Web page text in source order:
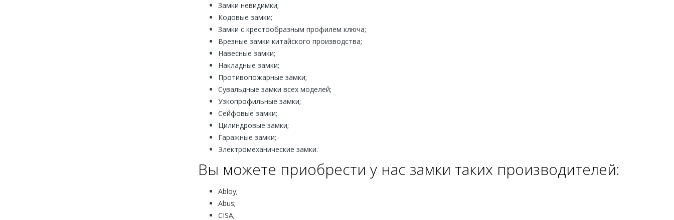
Замки невидимки;
Кодовые замки;
Замки с крестообразным профилем ключа;
Врезные замки китайского производства;
Навесные замки;
Накладные замки;
Противопожарные замки;
Сувальдные замки всех моделей;
Узкопрофильные замки;
Сейфовые замки;
Цилиндровые замки;
Гаражные замки;
Электромеханические замки.
Вы можете приобрести у нас замки таких производителей:
Abloy;
Abus;
CISA;